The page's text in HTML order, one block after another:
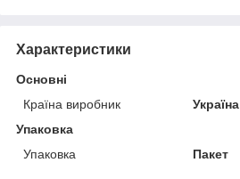
Характеристики
Основні
Країна виробник
Україна
Упаковка
Упаковка
Пакет